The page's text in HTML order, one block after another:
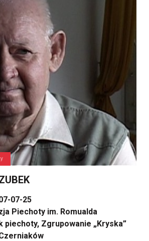
07-25
Piechoty im. Romualda
piechoty, Zgrupowanie „Kryska”